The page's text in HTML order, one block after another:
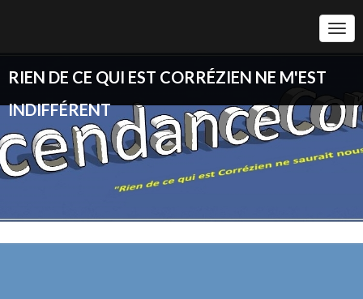
RIEN DE CE QUI EST CORRÉZIEN NE M'EST
INDIFFÉRENT